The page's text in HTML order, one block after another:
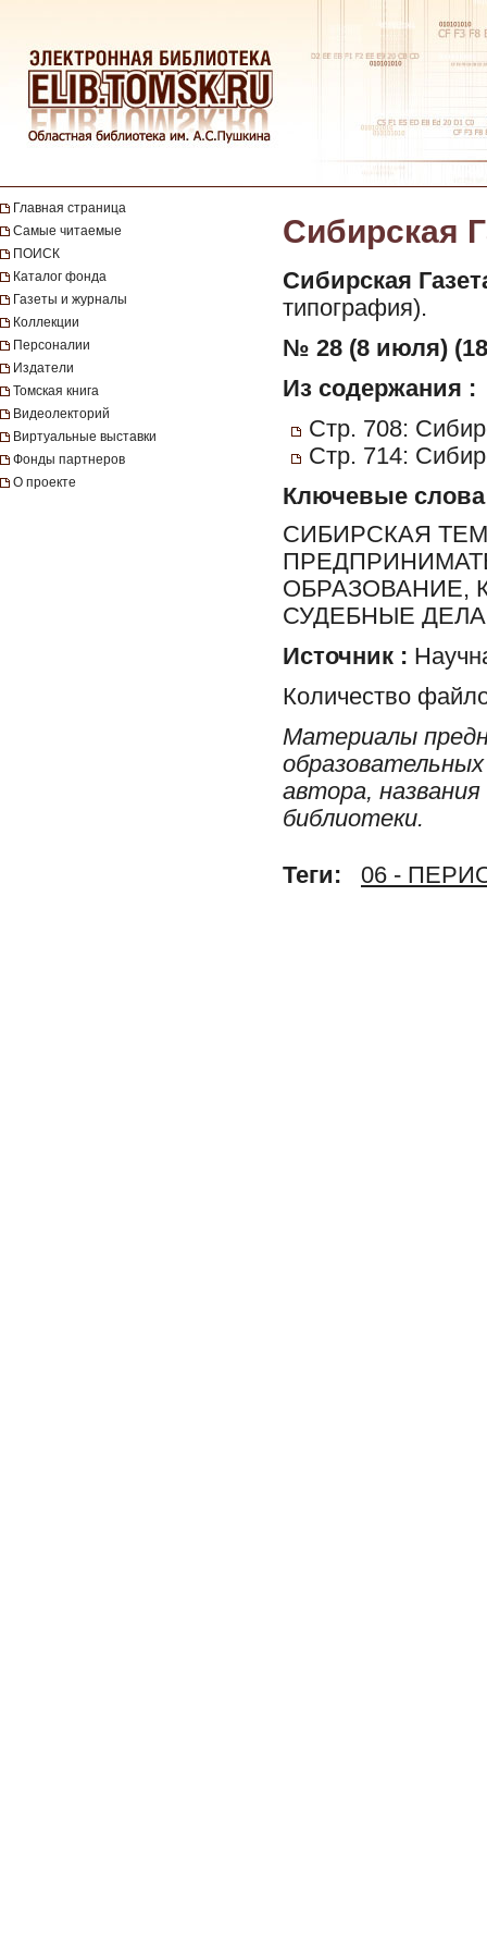
Главная страница
Самые читаемые
ПОИСК
Каталог фонда
Газеты и журналы
Коллекции
Персоналии
Издатели
Томская книга
Видеолекторий
Виртуальные выставки
Фонды партнеров
О проекте
Сибирская
Сибирская
типография).
№ 28 (8 июля)
Из содержания :
Стр. 708:
Стр. 714:
Ключевые слова
СИБИРСКАЯ
ОБРАЗОВАНИЕ,
СУДЕБНЫЕ
Источник :
Количество
Материалы
автора,
библиотеки.
Теги: 06 -